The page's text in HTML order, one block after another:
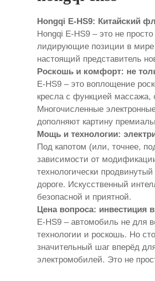
Hongqi E-HS9: Китайский
Hongqi E-HS9 – это не
лидирующие позиции в мире
настоящий представитель
Роскошь и комфорт: не
E-HS9 – это воплощение
кресла с функцией
Многочисленные
дополняют картину
Мощь и технологии:
Под капотом (или, точнее,
зависимости от
технологически
дороге. Искусственный
безопасной и приятной.
Цена вопроса: инвестиция
E-HS9 – автомобиль не для
технологии и роскошь. Но
значительный шаг вперёд
электромобилей. Это не